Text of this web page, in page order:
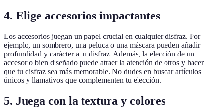
4. Elige accesorios impactantes
Los accesorios juegan un papel crucial en cualquier disfraz. Por
ejemplo, un sombrero, una peluca o una máscara pueden añadir
profundidad y carácter a tu disfraz. Además, la elección de un
accesorio bien diseñado puede atraer la atención de otros y hacer
que tu disfraz sea más memorable. No dudes en buscar artículos
únicos y llamativos que complementen tu elección.
5. Juega con la textura y colores